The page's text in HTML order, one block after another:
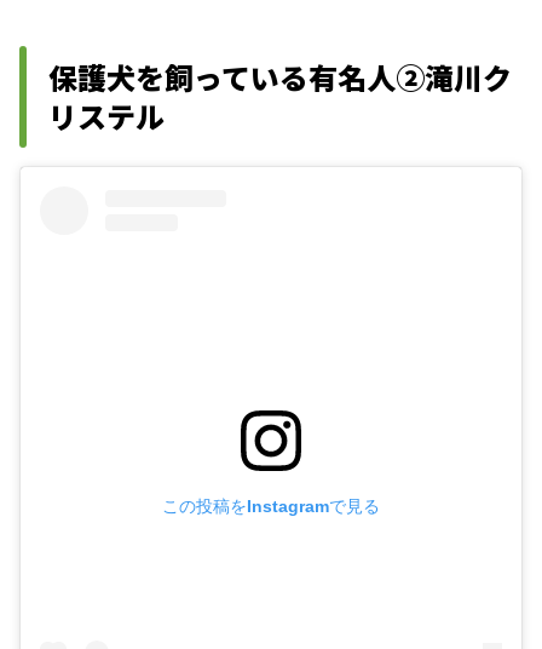
保護犬を飼っている有名人②滝川ク
リステル
この投稿をInstagramで見る